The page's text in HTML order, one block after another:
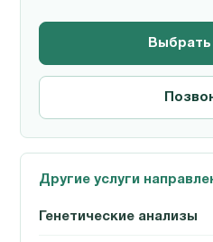
Выбрать
Другие услуги
Генетические анализы